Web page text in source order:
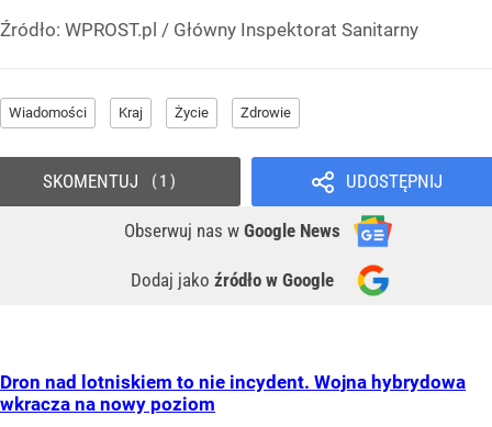
Źródło: WPROST.pl / Główny Inspektorat Sanitarny
Wiadomości Kraj Życie Zdrowie
UDOSTĘPNIJ
Obserwuj nas w Google News
Dodaj jako źródło w Google
SKOMENTUJ 1
Dron nad lotniskiem to nie incydent. Wojna hybrydowa
wkracza na nowy poziom